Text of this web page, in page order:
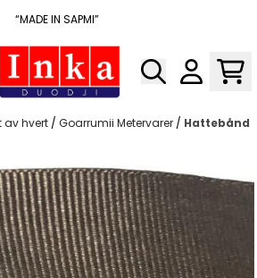
“MADE IN SAPMI”
av hvert / Goarrumii Metervarer / Hattebånd